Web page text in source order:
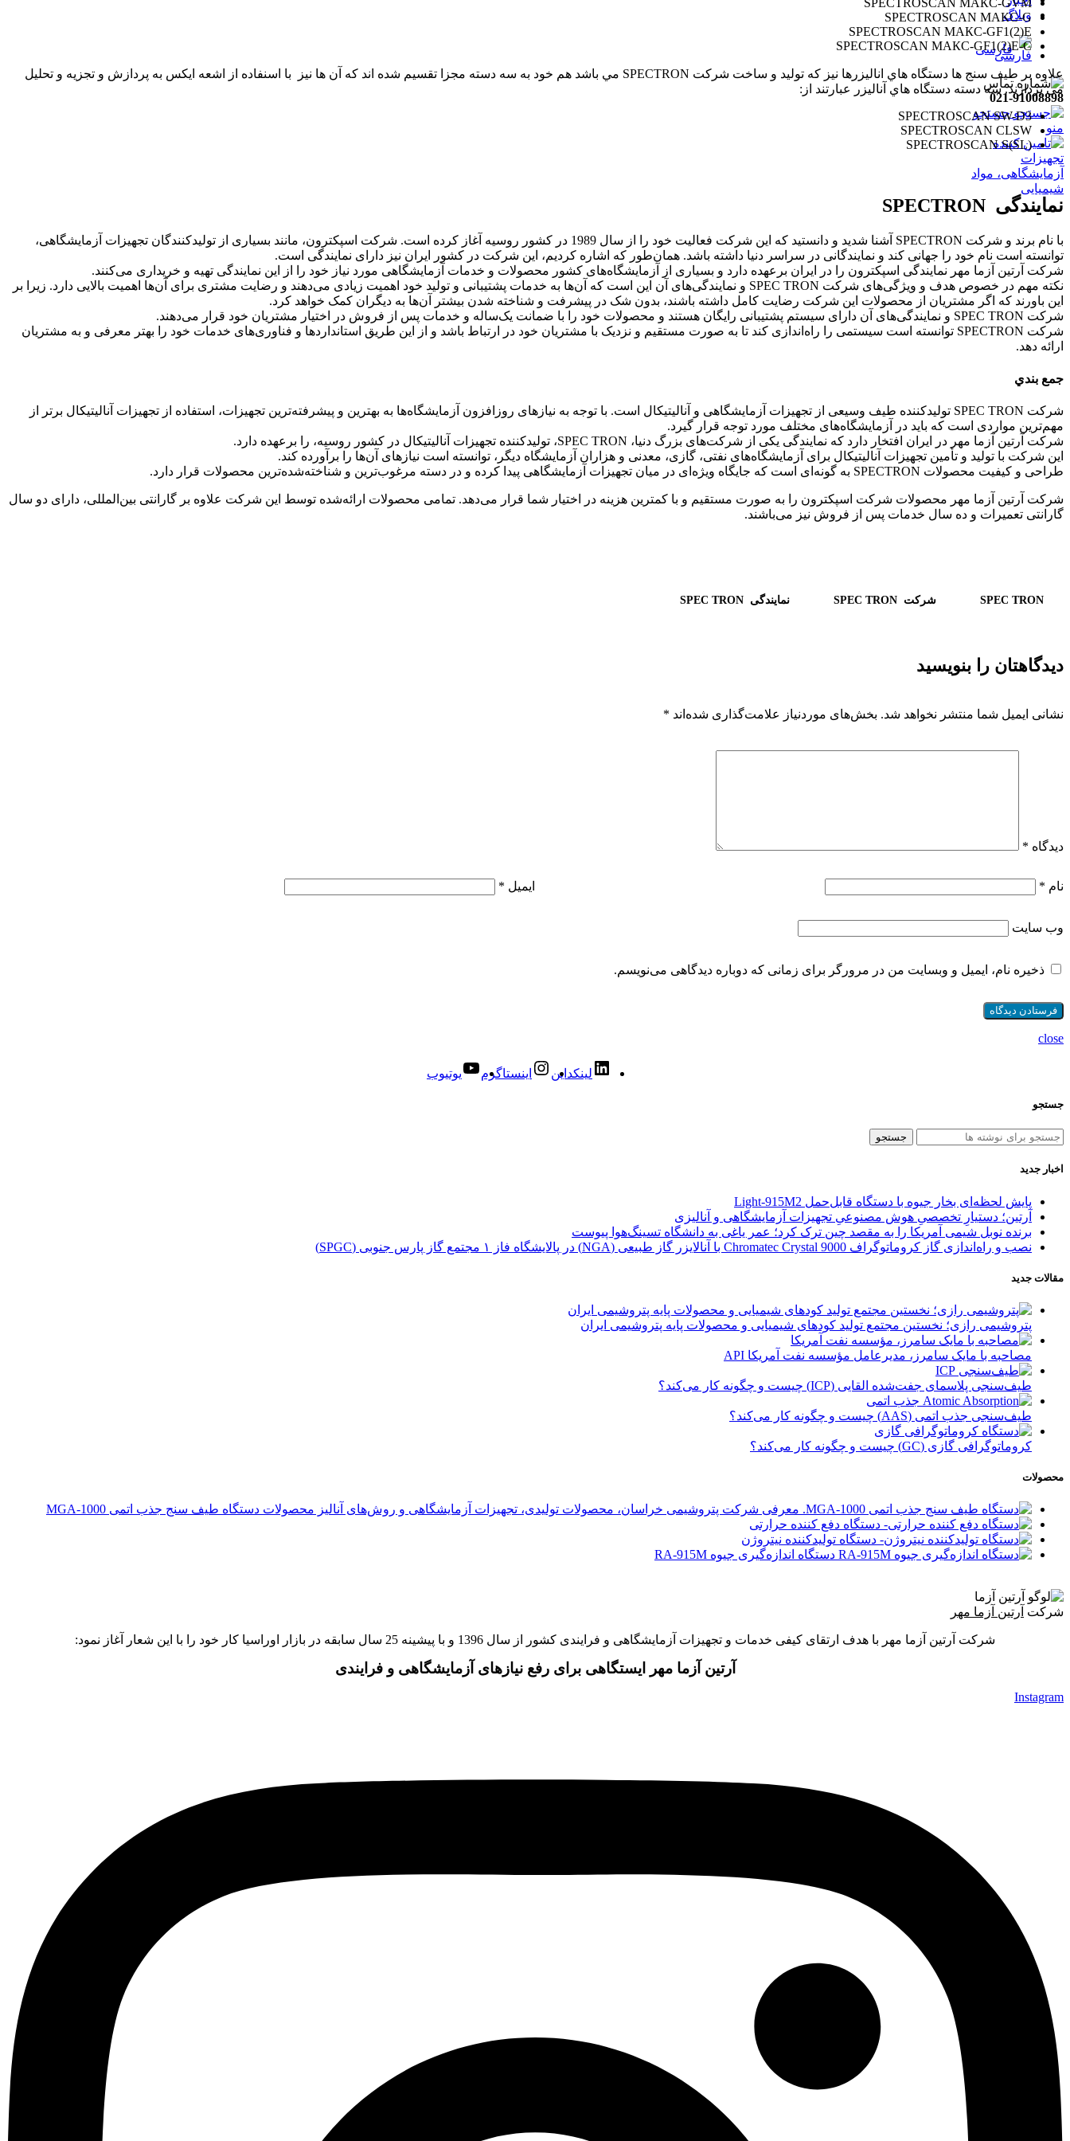
وبلاگ
فارسی
021-91008898
جستجو
منو
SPECTROSCAN МАКС-G
SPECTROSCAN МАКС-GF1(2)E
SPECTROSCAN МАКС-GF1(2)E-С
علاوه بر طيف سنج ها دستگاه هاي اناليزرها نيز كه توليد و ساخت شركت SPECTRON مي باشد هم خود به سه دسته مجزا تقسيم شده اند كه آن ها نيز با اسنفاده از اشعه ایکس به پردازش و تجزیه و تحلیل
می پردازند. سه دسته دستگاه هاي آناليزر عبارتند از:
SPECTROSCAN SW-D3
SPECTROSCAN CLSW
SPECTROSCAN S(SL)
نمایندگی SPECTRON
با نام برند و شرکت SPECTRON آشنا شدید و دانستید که این شرکت فعالیت خود را از سال 1989 در کشور روسیه آغاز کرده است. شرکت اسپکترون، مانند بسیاری از تولیدکنندگان تجهیزات آزمایشگاهی،
توانسته است نام خود را جهانی کند و نمایندگانی در سراسر دنیا داشته باشد. همان‌طور که اشاره کردیم، این شرکت در کشور ایران نیز دارای نمایندگی است.
شرکت آرتین آزما مهر نمایندگی اسپکترون را در ایران برعهده دارد و بسیاری از آزمایشگاه‌های کشور محصولات و خدمات آزمایشگاهی مورد نیاز خود را از این نمایندگی تهیه و خریداری می‌کنند.
نکته مهم در خصوص هدف و ویژگی‌های شرکت SPEC TRON و نمایندگی‌های آن این است که آن‌ها به خدمات پشتیبانی و تولید خود اهمیت زیادی می‌دهند و رضایت مشتری برای آن‌ها اهمیت بالایی دارد. زیرا بر
این باورند که اگر مشتریان از محصولات این شرکت رضایت کامل داشته باشند، بدون شک در پیشرفت و شناخته شدن بیشتر آن‌ها به دیگران کمک خواهد کرد.
شرکت SPEC TRON و نمایندگی‌های آن دارای سیستم پشتیبانی رایگان هستند و محصولات خود را با ضمانت یک‌ساله و خدمات پس از فروش در اختیار مشتریان خود قرار می‌دهند.
شرکت SPECTRON توانسته است سیستمی را راه‌اندازی کند تا به صورت مستقیم و نزدیک با مشتریان خود در ارتباط باشد و از این طریق استانداردها و فناوری‌های خدمات خود را بهتر معرفی و به مشتریان
ارائه دهد.
جمع بندي
شرکت SPEC TRON تولیدکننده طیف وسیعی از تجهیزات آزمایشگاهی و آنالیتیکال است. با توجه به نیازهای روزافزون آزمایشگاه‌ها به بهترین و پیشرفته‌ترین تجهیزات، استفاده از تجهیزات آنالیتیکال برتر از
مهم‌ترین مواردی است که باید در آزمایشگاه‌های مختلف مورد توجه قرار گیرد.
شرکت آرتین آزما مهر در ایران افتخار دارد که نمایندگی یکی از شرکت‌های بزرگ دنیا، SPEC TRON، تولیدکننده تجهیزات آنالیتیکال در کشور روسیه، را برعهده دارد.
این شرکت با تولید و تأمین تجهیزات آنالیتیکال برای آزمایشگاه‌های نفتی، گازی، معدنی و هزاران آزمایشگاه دیگر، توانسته است نیازهای آن‌ها را برآورده کند.
طراحی و کیفیت محصولات SPECTRON به گونه‌ای است که جایگاه ویژه‌ای در میان تجهیزات آزمایشگاهی پیدا کرده و در دسته مرغوب‌ترین و شناخته‌شده‌ترین محصولات قرار دارد.
شرکت آرتین آزما مهر محصولات شرکت اسپکترون را به صورت مستقیم و با کمترین هزینه در اختیار شما قرار می‌دهد. تمامی محصولات ارائه‌شده توسط این شرکت علاوه بر گارانتی بین‌المللی، دارای دو سال
گارانتی تعمیرات و ده سال خدمات پس از فروش نیز می‌باشند.
SPEC TRON شركت SPEC TRON نمایندگی SPEC TRON
دیدگاهتان را بنویسید
نشانی ایمیل شما منتشر نخواهد شد. بخش‌های موردنیاز علامت‌گذاری شده‌اند *
دیدگاه *
نام * ایمیل *
وب‌ سایت
ذخیره نام، ایمیل و وبسایت من در مرورگر برای زمانی که دوباره دیدگاهی می‌نویسم.
close
لینکداین اینستاگرم یوتیوب
جستجو
جستجو
اخبار جدید
پایش لحظه‌ای بخار جیوه با دستگاه قابل‌حمل Light‑915M2
آرتین؛ دستیارِ تخصصیِ هوش مصنوعیِ تجهیزات آزمایشگاهی و آنالیزی
برنده نوبل شیمی آمریکا را به مقصد چین ترک کرد؛ عمر یاغی به دانشگاه تسینگ‌هوا پیوست
نصب و راه‌اندازی گاز کروماتوگراف Chromatec Crystal 9000 با آنالایزر گاز طبیعی (NGA) در پالایشگاه فاز ۱ مجتمع گاز پارس جنوبی (SPGC)
مقالات جدید
پتروشیمی رازی؛ نخستین مجتمع تولید کودهای شیمیایی و محصولات پایه پتروشیمی ایران
مصاحبه با مایک سامرز، مدیرعامل مؤسسه نفت آمریکا API
طیف‌سنجی پلاسمای جفت‌شده القایی (ICP) چیست و چگونه کار می‌کند؟
طیف‌سنجی جذب اتمی (AAS) چیست و چگونه کار می‌کند؟
کروماتوگرافی گازی (GC) چیست و چگونه کار می‌کند؟
محصولات
دستگاه طیف سنج جذب اتمی MGA-1000
دستگاه دفع کننده‌ حرارتی
دستگاه تولیدکننده نیتروژن
دستگاه اندازه‌گیری جیوه RA-915M
شرکت آرتین آزما مهر
شرکت آرتین آزما مهر با هدف ارتقای کیفی خدمات و تجهیزات آزمایشگاهی و فرایندی کشور از سال 1396 و با پیشینه 25 سال سابقه در بازار اوراسیا کار خود را با این شعار آغاز نمود:
آرتین آزما مهر ایستگاهی برای رفع نیازهای آزمایشگاهی و فرایندی
Instagram